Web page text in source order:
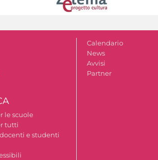
le scuole
tutti
e studenti
Calendario
News
Avvisi
Partner